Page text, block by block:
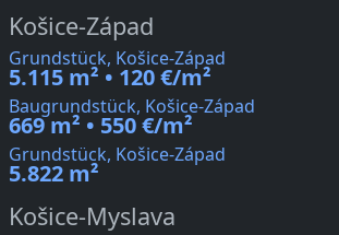
Košice-Západ
Grundstück, Košice-Západ
5.115 m² • 120 €/m²
Baugrundstück, Košice-Západ
669 m² • 550 €/m²
Grundstück, Košice-Západ
5.822 m²
Košice-Myslava